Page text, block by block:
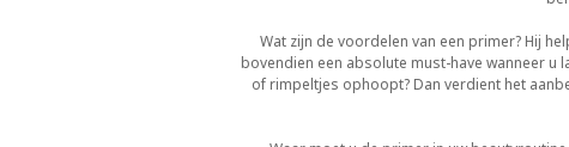
Wat zijn de voordelen van een primer? Hij
bovendien een absolute must-have wanneer u
of rimpeltjes ophoopt? Dan verdient het